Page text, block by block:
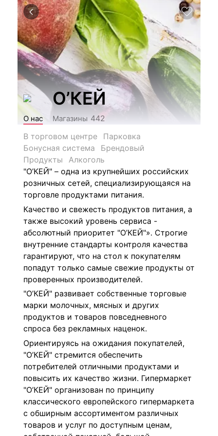
О’КЕЙ
О нас Магазины 442
В торговом центре
Парковка
Бонусная система
Брендовый
Продукты
Алкоголь
"О’КЕЙ" – одна из крупнейших российских
розничных сетей, специализирующаяся на
торговле продуктами питания.
Качество и свежесть продуктов питания, а
также высокий уровень сервиса -
абсолютный приоритет "О’КЕЙ"». Строгие
внутренние стандарты контроля качества
гарантируют, что на стол к покупателям
попадут только самые свежие продукты от
проверенных производителей.
"О’КЕЙ" развивает собственные торговые
марки молочных, мясных и других
продуктов и товаров повседневного
спроса без рекламных наценок.
Ориентируясь на ожидания покупателей,
"О’КЕЙ" стремится обеспечить
потребителей отличными продуктами и
повысить их качество жизни. Гипермаркет
"О’КЕЙ" организован по принципу
классического европейского гипермаркета
с обширным ассортиментом различных
товаров и услуг по доступным ценам,